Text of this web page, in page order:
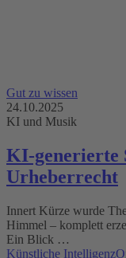
Gut zu wissen
24.10.2025
KI und Musik
KI-generierte
Urheberrecht
Innert Kürze wurde
Himmel – komplett
Ein Blick …
Künstliche Intelligenz